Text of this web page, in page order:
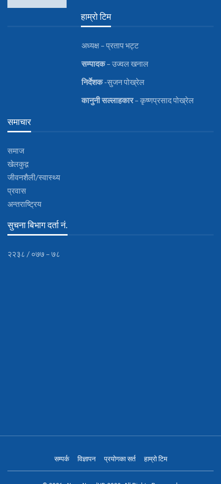
हाम्रो टिम
अध्यक्ष – प्रताप भट्ट
सम्पादक– उज्वल खनाल
निर्देशक-सुजन पोख्रेल
कानुनीसल्लाहकार– कृष्णप्रसाद पोख्रेल
समाचार
समाज
खेलकुद़़
जीवनशैली/स्वास्थ्य
प्रवास
अन्तराष्ट्रिय
सुचना बिभाग दर्ता नं.
२२३८ / ०७७ – ७८
सम्पर्क विज्ञापन प्रयोगका सर्त हाम्रो टिम